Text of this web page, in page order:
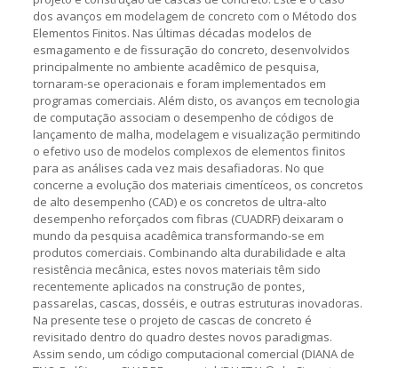
dos avanços em modelagem de concreto com o Método dos
Elementos Finitos. Nas últimas décadas modelos de
esmagamento e de fissuração do concreto, desenvolvidos
principalmente no ambiente acadêmico de pesquisa,
tornaram-se operacionais e foram implementados em
programas comerciais. Além disto, os avanços em tecnologia
de computação associam o desempenho de códigos de
lançamento de malha, modelagem e visualização permitindo
o efetivo uso de modelos complexos de elementos finitos
para as análises cada vez mais desafiadoras. No que
concerne a evolução dos materiais cimentíceos, os concretos
de alto desempenho (CAD) e os concretos de ultra-alto
desempenho reforçados com fibras (CUADRF) deixaram o
mundo da pesquisa acadêmica transformando-se em
produtos comerciais. Combinando alta durabilidade e alta
resistência mecânica, estes novos materiais têm sido
recentemente aplicados na construção de pontes,
passarelas, cascas, dosséis, e outras estruturas inovadoras.
Na presente tese o projeto de cascas de concreto é
revisitado dentro do quadro destes novos paradigmas.
Assim sendo, um código computacional comercial (DIANA de